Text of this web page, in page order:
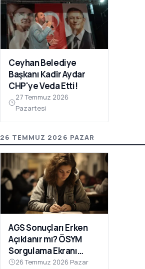
Ceyhan Belediye
Başkanı Kadir Aydar
CHP'ye Veda Etti!
27 Temmuz 2026
Pazartesi
26 TEMMUZ 2026 PAZAR
AGS Sonuçları Erken
Açıklanır mı? ÖSYM
Sorgulama Ekranı
Açılıyor!
26 Temmuz 2026 Pazar